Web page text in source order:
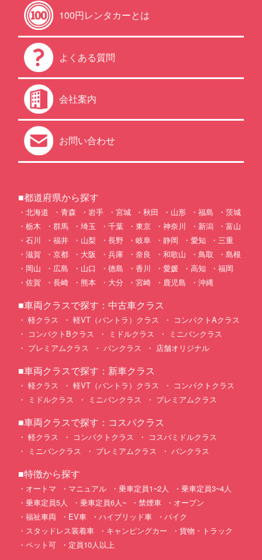
100円レンタカーとは
よくある質問
会社案内
お問い合わせ
■都道府県から探す
北海道 青森 岩手 宮城 秋田 山形 福島
茨城
栃木
群馬 埼玉 千葉 東京 神奈川 新潟
富山
石川
福井 山梨 長野 岐阜 静岡 愛知
三重
滋賀
京都 大阪 兵庫 奈良 和歌山 鳥取
島根
岡山
広島 山口 徳島 香川 愛媛 高知
福岡
佐賀
長崎 熊本 大分 宮崎 鹿児島 沖縄
■車両クラスで探す：中古車クラス
軽クラス 軽VT（バントラ）クラス
コンパクトAクラス
コンパクトBクラス
ミドルクラス
ミニバンクラス
プレミアムクラス
バンクラス 店舗オリジナル
■車両クラスで探す：新車クラス
軽クラス 軽VT（バントラ）クラス
コンパクトクラス
ミドルクラス
ミニバンクラス プレミアムクラス
■車両クラスで探す：コスパクラス
軽クラス コンパクトクラス
コスパミドルクラス
ミニバンクラス
プレミアムクラス バンクラス
■特徴から探す
オートマ マニュアル 乗車定員1~2人
乗車定員3~4人
乗車定員5人
乗車定員6人~ 禁煙車
オープン
福祉車両
EV車 ハイブリッド車
バイク
スタッドレス装着車
キャンピングカー
貨物・トラック
ペット可
定員10人以上